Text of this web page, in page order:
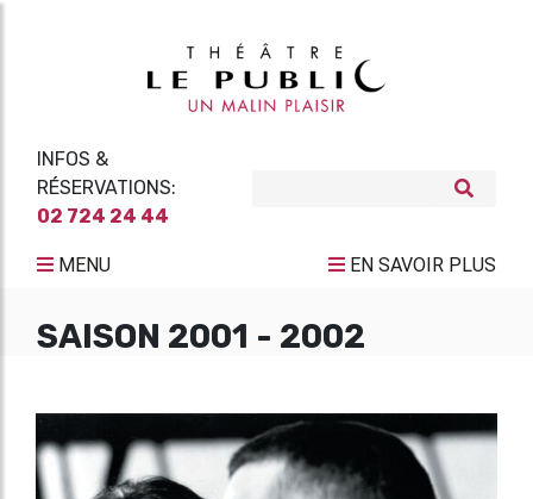
INFOS &
RÉSERVATIONS:
02 724 24 44
MENU EN SAVOIR PLUS
SAISON 2001 - 2002